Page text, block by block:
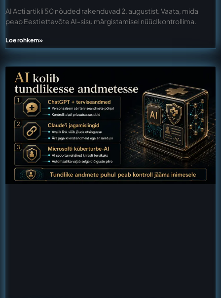
AI Acti artikli 50 nõuded rakenduvad 2. augustist. Vaata, mida
peab Eesti ettevõte AI-sisu märgistamisel nüüd kontrollima.
Loe rohkem»